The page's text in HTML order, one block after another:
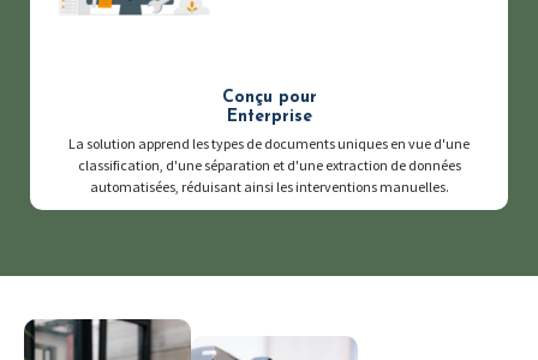
Conçu pour
Enterprise
La solution apprend les types de documents uniques en vue d'une
classification, d'une séparation et d'une extraction de données
automatisées, réduisant ainsi les interventions manuelles.